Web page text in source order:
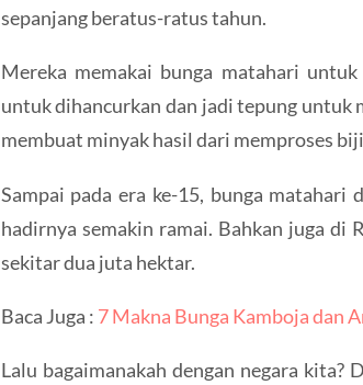
sepanjang beratus-ratus tahun.
Mereka memakai bunga matahari
untuk dihancurkan dan jadi tepung
membuat minyak hasil dari memproses
Sampai pada era ke-15, bunga
hadirnya semakin ramai. Bahkan juga di
sekitar dua juta hektar.
Baca Juga : 7 Makna Bunga Kamboja dan
Lalu bagaimanakah dengan negara